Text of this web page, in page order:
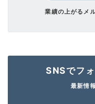
業績の上がるメ
SNSでフ
最新情